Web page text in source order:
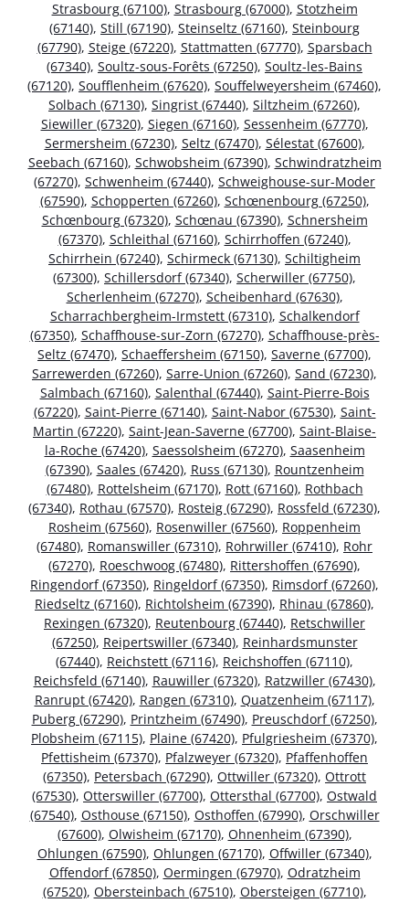
Strasbourg (67100), Strasbourg (67000), Stotzheim
(67140), Still (67190), Steinseltz (67160), Steinbourg
(67790), Steige (67220), Stattmatten (67770), Sparsbach
(67340), Soultz-sous-Forêts (67250), Soultz-les-Bains
(67120), Soufflenheim (67620), Souffelweyersheim (67460),
Solbach (67130), Singrist (67440), Siltzheim (67260),
Siewiller (67320), Siegen (67160), Sessenheim (67770),
Sermersheim (67230), Seltz (67470), Sélestat (67600),
Seebach (67160), Schwobsheim (67390), Schwindratzheim
(67270), Schwenheim (67440), Schweighouse-sur-Moder
(67590), Schopperten (67260), Schœnenbourg (67250),
Schœnbourg (67320), Schœnau (67390), Schnersheim
(67370), Schleithal (67160), Schirrhoffen (67240),
Schirrhein (67240), Schirmeck (67130), Schiltigheim
(67300), Schillersdorf (67340), Scherwiller (67750),
Scherlenheim (67270), Scheibenhard (67630),
Scharrachbergheim-Irmstett (67310), Schalkendorf
(67350), Schaffhouse-sur-Zorn (67270), Schaffhouse-près-
Seltz (67470), Schaeffersheim (67150), Saverne (67700),
Sarrewerden (67260), Sarre-Union (67260), Sand (67230),
Salmbach (67160), Salenthal (67440), Saint-Pierre-Bois
(67220), Saint-Pierre (67140), Saint-Nabor (67530), Saint-
Martin (67220), Saint-Jean-Saverne (67700), Saint-Blaise-
la-Roche (67420), Saessolsheim (67270), Saasenheim
(67390), Saales (67420), Russ (67130), Rountzenheim
(67480), Rottelsheim (67170), Rott (67160), Rothbach
(67340), Rothau (67570), Rosteig (67290), Rossfeld (67230),
Rosheim (67560), Rosenwiller (67560), Roppenheim
(67480), Romanswiller (67310), Rohrwiller (67410), Rohr
(67270), Roeschwoog (67480), Rittershoffen (67690),
Ringendorf (67350), Ringeldorf (67350), Rimsdorf (67260),
Riedseltz (67160), Richtolsheim (67390), Rhinau (67860),
Rexingen (67320), Reutenbourg (67440), Retschwiller
(67250), Reipertswiller (67340), Reinhardsmunster
(67440), Reichstett (67116), Reichshoffen (67110),
Reichsfeld (67140), Rauwiller (67320), Ratzwiller (67430),
Ranrupt (67420), Rangen (67310), Quatzenheim (67117),
Puberg (67290), Printzheim (67490), Preuschdorf (67250),
Plobsheim (67115), Plaine (67420), Pfulgriesheim (67370),
Pfettisheim (67370), Pfalzweyer (67320), Pfaffenhoffen
(67350), Petersbach (67290), Ottwiller (67320), Ottrott
(67530), Otterswiller (67700), Ottersthal (67700), Ostwald
(67540), Osthouse (67150), Osthoffen (67990), Orschwiller
(67600), Olwisheim (67170), Ohnenheim (67390),
Ohlungen (67590), Ohlungen (67170), Offwiller (67340),
Offendorf (67850), Oermingen (67970), Odratzheim
(67520), Obersteinbach (67510), Obersteigen (67710),